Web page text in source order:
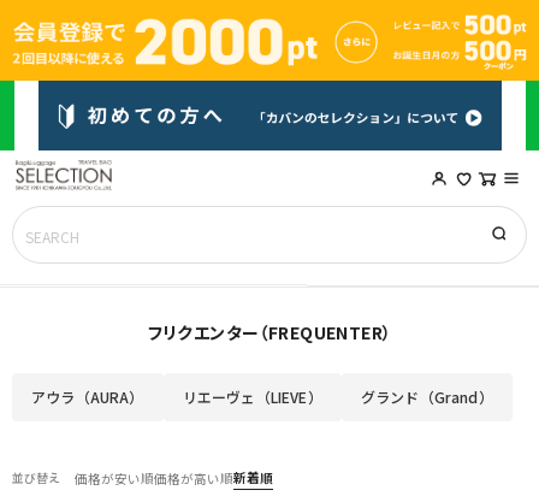
フリクエンター（FREQUENTER）
アウラ（AURA） リエーヴェ（LIEVE） グランド（Grand）
並び替え 価格が安い順価格が高い順新着順